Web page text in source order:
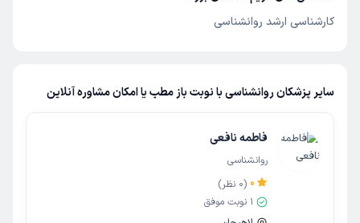
کارشناسی ارشد روانشناسی
سایر پزشکان روانشناسی با نوبت باز مطب یا امکان مشاوره آنلاین
فاطمه نافعی
روانشناسی
0
(
0 نظر)
1 نوبت موفق